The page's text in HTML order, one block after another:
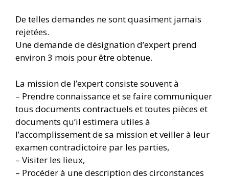
De telles demandes ne sont quasiment jamais
rejetées.
Une demande de désignation d’expert prend
environ 3 mois pour être obtenue.
La mission de l’expert consiste souvent à
– Prendre connaissance et se faire communiquer
tous documents contractuels et toutes pièces et
documents qu’il estimera utiles à
l’accomplissement de sa mission et veiller à leur
examen contradictoire par les parties,
– Visiter les lieux,
– Procéder à une description des circonstances